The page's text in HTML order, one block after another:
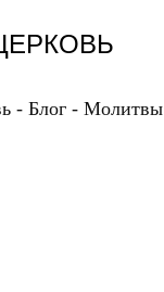
- Блог - Молитвы